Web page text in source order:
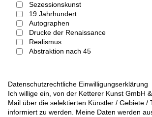
Sezessionskunst
19.Jahrhundert
Autographen
Drucke der Renaissance
Realismus
Abstraktion nach 45
Datenschutzrechtliche Einwilligungserklärung
Ich willige ein, von der Ketterer Kunst GmbH
Mail über die selektierten Künstler / Gebiete /
informiert zu werden. Meine Daten werden